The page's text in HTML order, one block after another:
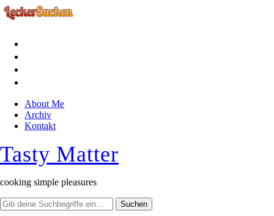
About Me
Archiv
Kontakt
Tasty Matter
cooking simple pleasures